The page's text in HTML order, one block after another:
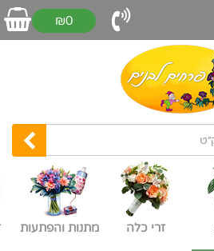
₪0
זרי כלה מתנות והפתעות